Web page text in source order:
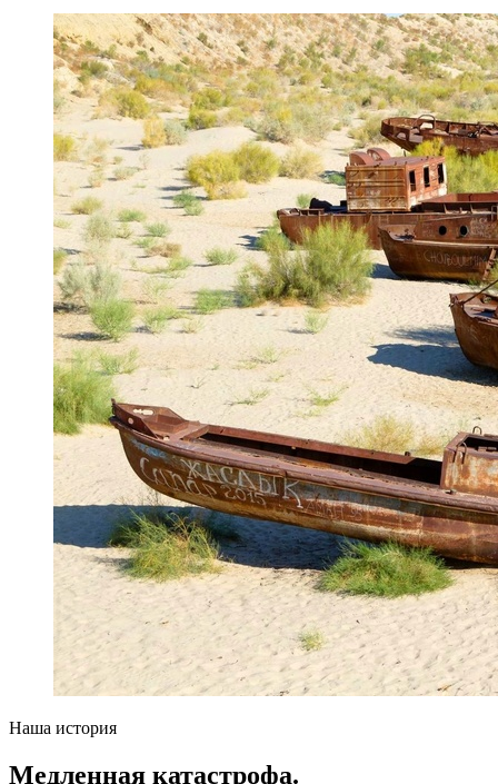
Наша история
Медленная катастрофа.